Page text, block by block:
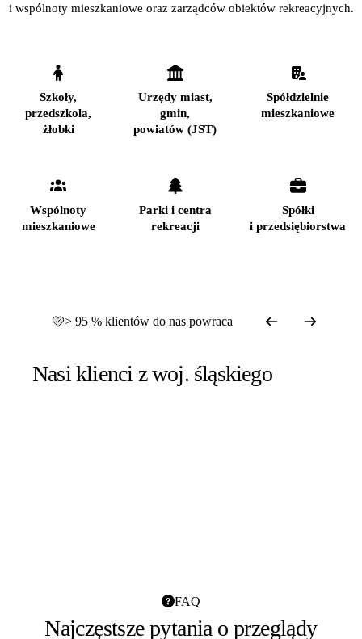
i wspólnoty mieszkaniowe oraz zarządców obiektów rekreacyjnych.
Szkoły,
przedszkola,
żłobki
Urzędy miast,
gmin,
powiatów (JST)
Spółdzielnie
mieszkaniowe
Wspólnoty
mieszkaniowe
Parki i centra
rekreacji
Spółki
i przedsiębiorstwa
> 95 % klientów do nas powraca
Nasi klienci z woj. śląskiego
FAQ
Najczęstsze pytania o przeglądy